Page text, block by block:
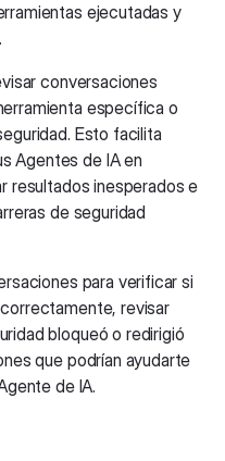
ejecutadas y
conversaciones
específica o
Esto facilita
Agentes de IA en
resultados inesperados e
de seguridad
para verificar si
revisar
bloqueó o redirigió
que podrían ayudarte
de IA.